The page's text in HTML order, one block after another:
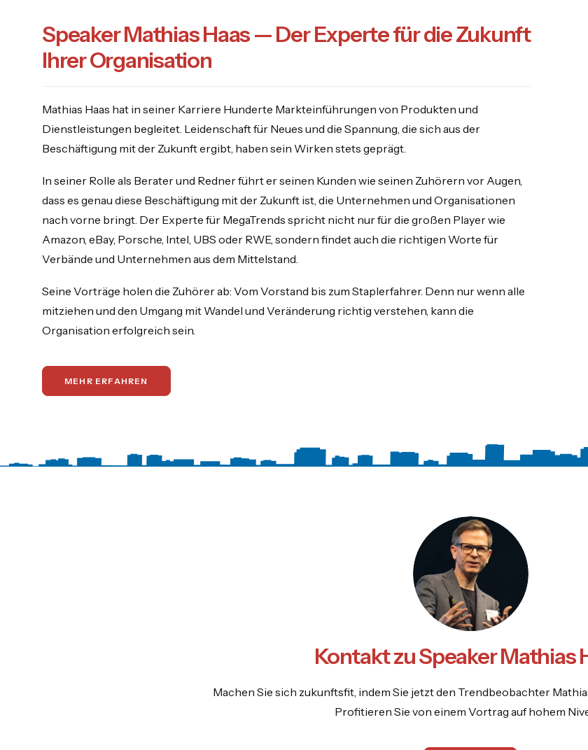
Speaker Mathias Haas — Der Experte für die Zukunft
Ihrer Organisation
Mathias Haas hat in seiner Karriere Hunderte Markteinführungen von Produkten und
Dienstleistungen begleitet. Leidenschaft für Neues und die Spannung, die sich aus der
Beschäftigung mit der Zukunft ergibt, haben sein Wirken stets geprägt.
In seiner Rolle als Berater und Redner führt er seinen Kunden wie seinen Zuhörern vor Augen,
dass es genau diese Beschäftigung mit der Zukunft ist, die Unternehmen und Organisationen
nach vorne bringt. Der Experte für MegaTrends spricht nicht nur für die großen Player wie
Amazon, eBay, Porsche, Intel, UBS oder RWE, sondern findet auch die richtigen Worte für
Verbände und Unternehmen aus dem Mittelstand.
Seine Vorträge holen die Zuhörer ab: Vom Vorstand bis zum Staplerfahrer. Denn nur wenn alle
mitziehen und den Umgang mit Wandel und Veränderung richtig verstehen, kann die
Organisation erfolgreich sein.
MEHR ERFAHREN
Kontakt zu Speaker Mathias
Machen Sie sich zukunftsfit, indem Sie jetzt den Trendbeobachter
Profitieren Sie von einem Vortrag auf hohem